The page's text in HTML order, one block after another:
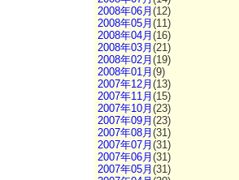
2008年06月 (12)
2008年05月 (11)
2008年04月 (16)
2008年03月 (21)
2008年02月 (19)
2008年01月 (9)
2007年12月 (13)
2007年11月 (15)
2007年10月 (23)
2007年09月 (23)
2007年08月 (31)
2007年07月 (31)
2007年06月 (31)
2007年05月 (31)